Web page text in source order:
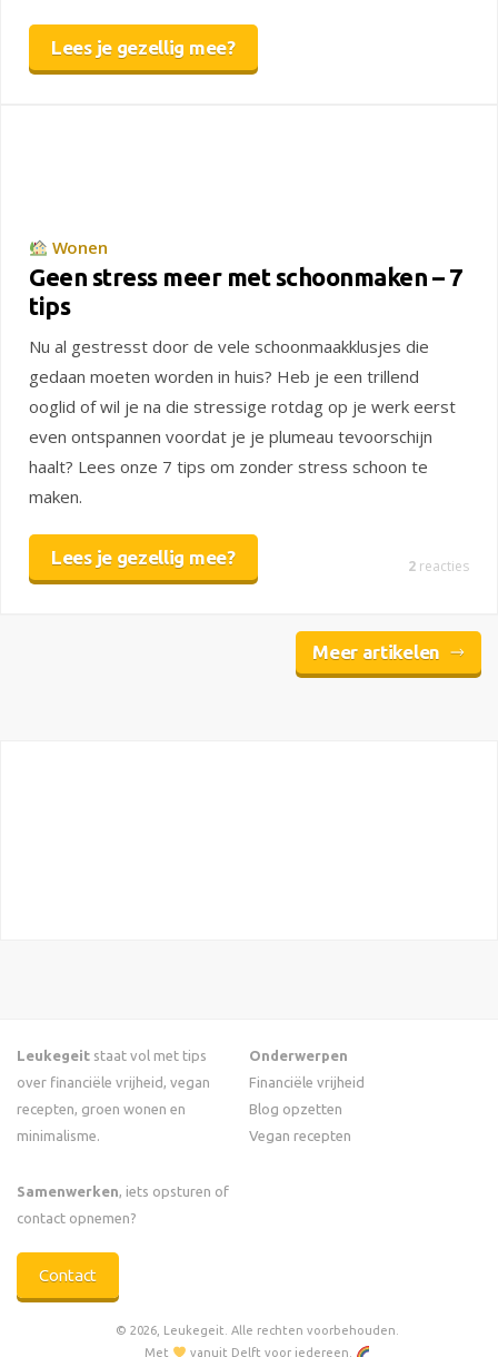
Lees je gezellig mee?
Wonen
Geen stress meer met schoonmaken – 7
tips
Nu al gestresst door de vele schoonmaakklusjes die
gedaan moeten worden in huis? Heb je een trillend
ooglid of wil je na die stressige rotdag op je werk eerst
even ontspannen voordat je je plumeau tevoorschijn
haalt? Lees onze 7 tips om zonder stress schoon te
maken.
Lees je gezellig mee? 2 reacties
Meer artikelen
Leukegeit staat vol met tips
over financiële vrijheid, vegan
recepten, groen wonen en
minimalisme.
Samenwerken, iets opsturen of
contact opnemen?
Contact
Onderwerpen
Financiële vrijheid
Blog opzetten
Vegan recepten
© 2026, Leukegeit. Alle rechten voorbehouden.
Met
vanuit Delft voor iedereen.